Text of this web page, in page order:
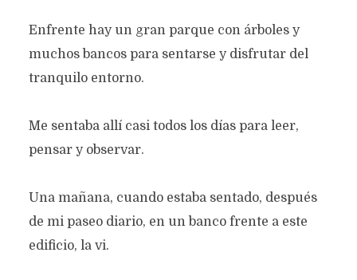
Enfrente hay un gran parque con árboles y
muchos bancos para sentarse y disfrutar del
tranquilo entorno.
Me sentaba allí casi todos los días para leer,
pensar y observar.
Una mañana, cuando estaba sentado, después
de mi paseo diario, en un banco frente a este
edificio, la vi.